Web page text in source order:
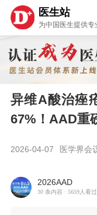
医生站
为中国医生提供
异维A酸治痤
67%！AAD重
2026-04-07 医学界会
2026AAD
30 条内容 · 5659人看过